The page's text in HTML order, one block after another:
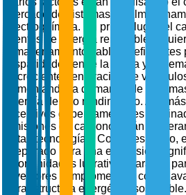
mercado de sistemas de
electroquímica. En primer lugar, el
fuentes de energía renovable
almacenamiento fiables y
disparidades entre la oferta y la
la creciente penetración de
alimentando la demanda de
energía de alto rendimiento.
incentivos gubernamentales
emisiones de carbono están
estas tecnologías. Como resultado,
preparado para una expansión
oportunidades lucrativas para las
inversores comprometidos con el
infraestructura energética sostenible.